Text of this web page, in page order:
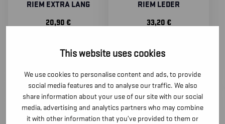
This website uses cookies
We use cookies to personalise content and ads, to provide
social media features and to analyse our traffic. We also
share information about your use of our site with our social
media, advertising and analytics partners who may combine
it with other information that you’ve provided to them or
RIEM EXTRA LANG
20,90 €
RIEM LEDER
33,20 €